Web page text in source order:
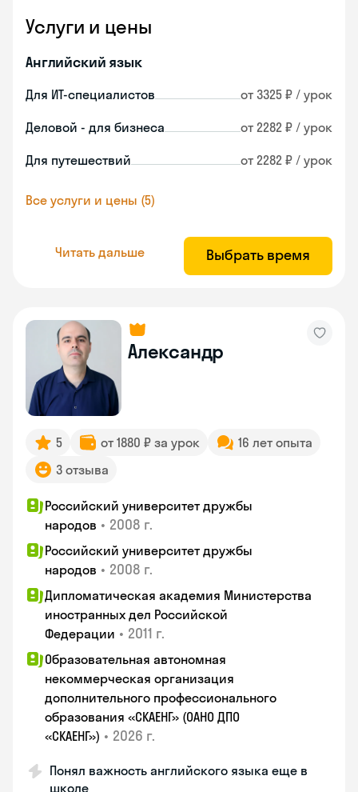
Услуги и цены
Английский язык
Для ИТ-специалистов от 3325 ₽ / урок
Деловой - для бизнеса от 2282 ₽ / урок
Для путешествий от 2282 ₽ / урок
Все услуги и цены (5)
Читать дальше Выбрать время
Александр
5 от 1880 ₽ за урок
16 лет опыта
3 отзыва
Российский университет дружбы
народов • 2008 г.
Российский университет дружбы
народов • 2008 г.
Дипломатическая академия Министерства
иностранных дел Российской
Федерации • 2011 г.
Образовательная автономная
некоммерческая организация
дополнительного профессионального
образования «СКАЕНГ» (ОАНО ДПО
«СКАЕНГ») • 2026 г.
Понял важность английского языка еще в
школе